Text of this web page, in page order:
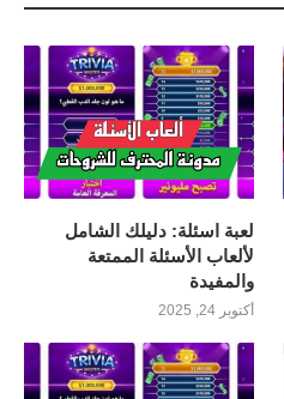
لعبة اسئلة: دليلك الشامل
لألعاب الأسئلة الممتعة
والمفيدة
أكتوبر 24, 2025